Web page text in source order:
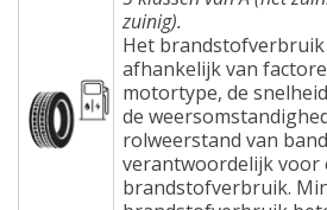
zuinig).
Het
afhankelijk van
motortype, de
de
rolweerstand van
verantwoordelijk voor
brandstofverbruik.